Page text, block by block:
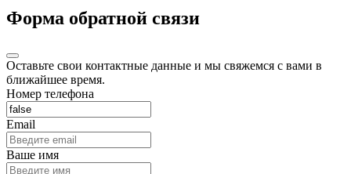
Форма обратной связи
Оставьте свои контактные данные и мы свяжемся с вами в
ближайшее время.
Номер телефона
Email
Ваше имя